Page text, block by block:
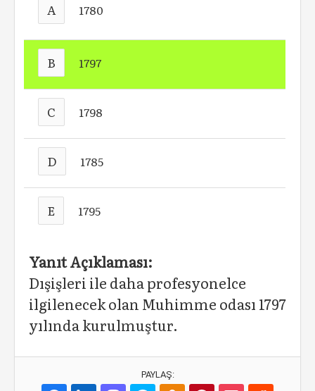
A 1780
B 1797
C 1798
D 1785
E 1795
Yanıt Açıklaması:
Dışişleri ile daha profesyonelce
ilgilenecek olan Muhimme odası 1797
yılında kurulmuştur.
PAYLAŞ: